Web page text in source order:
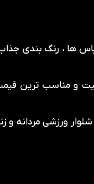
ها ، رنگ بندی
و مناسب
ورزشی